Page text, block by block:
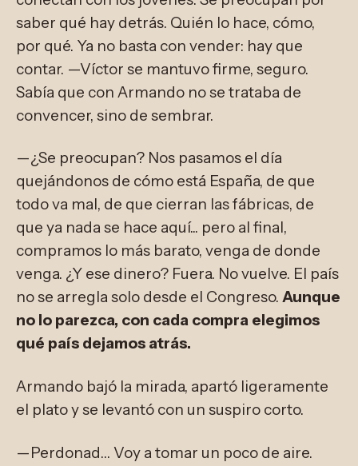
saber qué hay detrás. Quién lo hace, cómo,
por qué. Ya no basta con vender: hay que
contar. —Víctor se mantuvo firme, seguro.
Sabía que con Armando no se trataba de
convencer, sino de sembrar.
—¿Se preocupan? Nos pasamos el día
quejándonos de cómo está España, de que
todo va mal, de que cierran las fábricas, de
que ya nada se hace aquí... pero al final,
compramos lo más barato, venga de donde
venga. ¿Y ese dinero? Fuera. No vuelve. El país
no se arregla solo desde el Congreso. Aunque
no lo parezca, con cada compra elegimos
qué país dejamos atrás.
Armando bajó la mirada, apartó ligeramente
el plato y se levantó con un suspiro corto.
—Perdonad… Voy a tomar un poco de aire.